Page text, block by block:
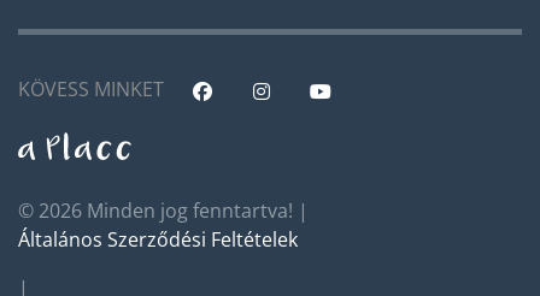
KÖVESS MINKET
© 2026 Minden jog fenntartva! |
Általános Szerződési Feltételek
|